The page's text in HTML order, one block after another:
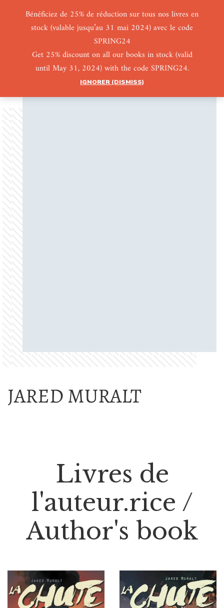
Bénéficiez de 25% de réduction sur tous nos livres en
stock (valable jusqu’au 31 mai 2024) avec le code
SPRING24
Get 25% discount on all our books in stock (valid
until May 31, 2024) with the code SPRING24.
IGNORER (DISMISS)
0 0
JARED MURALT
Livres de
l'auteur.rice /
Author's book